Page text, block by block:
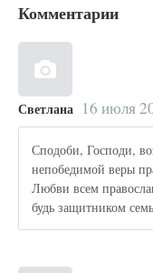
Комментарии
Светлана 16 июля
Сподоби, Господи,
непобедимой веры
Любви всем
будь защитником